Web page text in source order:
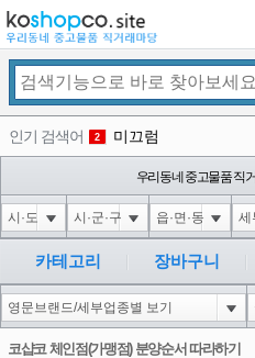
인기 검색어 2 미끄럼
코샵
4 1-1); waitfor delay
5
6
1
우리동네 중고물품 직
카테고리 장바구니
코샵코 체인점(가맹점) 분양순서 따라하기